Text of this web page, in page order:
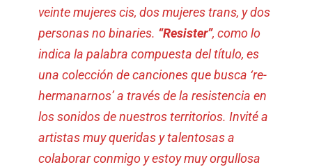
veinte mujeres cis, dos mujeres trans, y dos
personas no binaries. “Resister”, como lo
indica la palabra compuesta del título, es
una colección de canciones que busca ‘re-
hermanarnos’ a través de la resistencia en
los sonidos de nuestros territorios. Invité a
artistas muy queridas y talentosas a
colaborar conmigo y estoy muy orgullosa